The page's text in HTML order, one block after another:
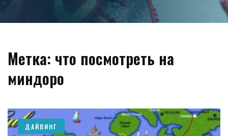
Метка: что посмотреть на
миндоро
ДАЙВИНГ